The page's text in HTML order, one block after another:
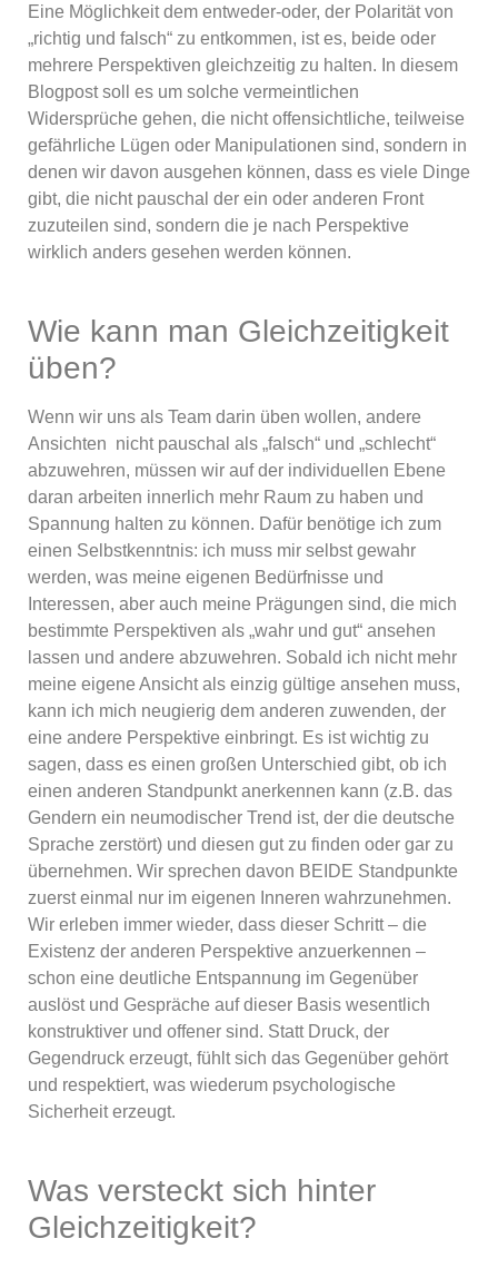
Eine Möglichkeit dem entweder-oder, der Polarität von
„richtig und falsch“ zu entkommen, ist es, beide oder
mehrere Perspektiven gleichzeitig zu halten. In diesem
Blogpost soll es um solche vermeintlichen
Widersprüche gehen, die nicht offensichtliche, teilweise
gefährliche Lügen oder Manipulationen sind, sondern in
denen wir davon ausgehen können, dass es viele Dinge
gibt, die nicht pauschal der ein oder anderen Front
zuzuteilen sind, sondern die je nach Perspektive
wirklich anders gesehen werden können.
Wie kann man Gleichzeitigkeit
üben?
Wenn wir uns als Team darin üben wollen, andere
Ansichten nicht pauschal als „falsch“ und „schlecht“
abzuwehren, müssen wir auf der individuellen Ebene
daran arbeiten innerlich mehr Raum zu haben und
Spannung halten zu können. Dafür benötige ich zum
einen Selbstkenntnis: ich muss mir selbst gewahr
werden, was meine eigenen Bedürfnisse und
Interessen, aber auch meine Prägungen sind, die mich
bestimmte Perspektiven als „wahr und gut“ ansehen
lassen und andere abzuwehren. Sobald ich nicht mehr
meine eigene Ansicht als einzig gültige ansehen muss,
kann ich mich neugierig dem anderen zuwenden, der
eine andere Perspektive einbringt. Es ist wichtig zu
sagen, dass es einen großen Unterschied gibt, ob ich
einen anderen Standpunkt anerkennen kann (z.B. das
Gendern ein neumodischer Trend ist, der die deutsche
Sprache zerstört) und diesen gut zu finden oder gar zu
übernehmen. Wir sprechen davon BEIDE Standpunkte
zuerst einmal nur im eigenen Inneren wahrzunehmen.
Wir erleben immer wieder, dass dieser Schritt – die
Existenz der anderen Perspektive anzuerkennen –
schon eine deutliche Entspannung im Gegenüber
auslöst und Gespräche auf dieser Basis wesentlich
konstruktiver und offener sind. Statt Druck, der
Gegendruck erzeugt, fühlt sich das Gegenüber gehört
und respektiert, was wiederum psychologische
Sicherheit erzeugt.
Was versteckt sich hinter
Gleichzeitigkeit?